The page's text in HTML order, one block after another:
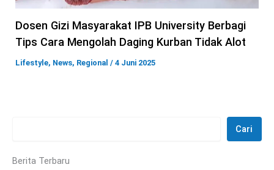
Dosen Gizi Masyarakat IPB University Berbagi
Tips Cara Mengolah Daging Kurban Tidak Alot
Lifestyle, News, Regional / 4 Juni 2025
Cari
Berita Terbaru